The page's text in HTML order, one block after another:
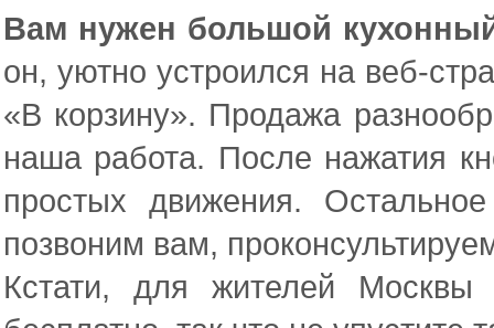
Вам нужен большой
он, уютно устроился на веб-
«В корзину». Продажа
наша работа. После нажатия
простых движения.
позвоним вам,
Кстати, для жителей